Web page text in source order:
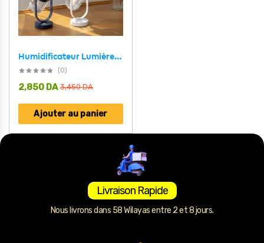
Humidificateur Lumière RGB 360° Rotation – مرطب هواء
(0)
3,450DA
2,850 DA
Ajouter au panier
Livraison Rapide
Nous livrons dans 58 Wilayas entre 2 et 8 jours.